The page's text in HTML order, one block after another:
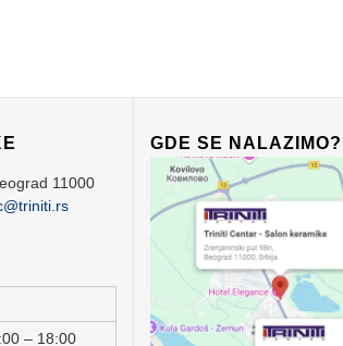
11000
– 18:00
GDE SE NALAZIMO?